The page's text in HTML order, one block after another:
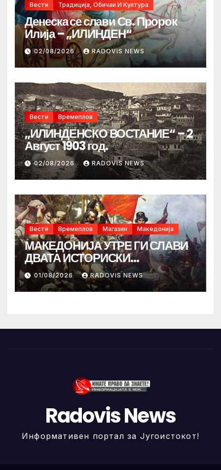
Вести Традиција, Обичаи И Култура
Денеска се слави Св. Пророк
Илија – „ИЛИНДЕН“
02/08/2026 RADOVIS NEWS
Вести Времеплов
„ИЛИНДЕНСКО ВОСТАНИЕ“ – 2
Август 1903 год.
02/08/2026 RADOVIS NEWS
Вести Времеплов Магазин Македонија
МАКЕДОНИЈА УТРЕ ГИ СЛАВИ
ДВАТА ИСТОРИСКИ
ИЛИНДЕНА!
01/08/2026 RADOVIS NEWS
Radovis News
Информативен портал за Југоистокот!